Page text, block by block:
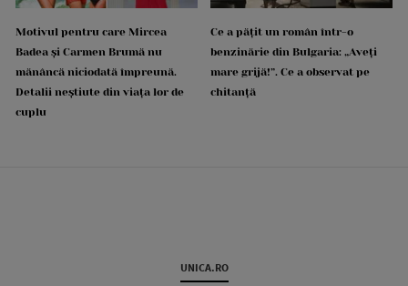
Motivul pentru care Mircea
Badea și Carmen Brumă nu
mănâncă niciodată împreună.
Detalii neștiute din viața lor de
cuplu
Ce a pățit un român într-o
benzinărie din Bulgaria: „Aveți
mare grijă!”. Ce a observat pe
chitanță
UNICA.RO